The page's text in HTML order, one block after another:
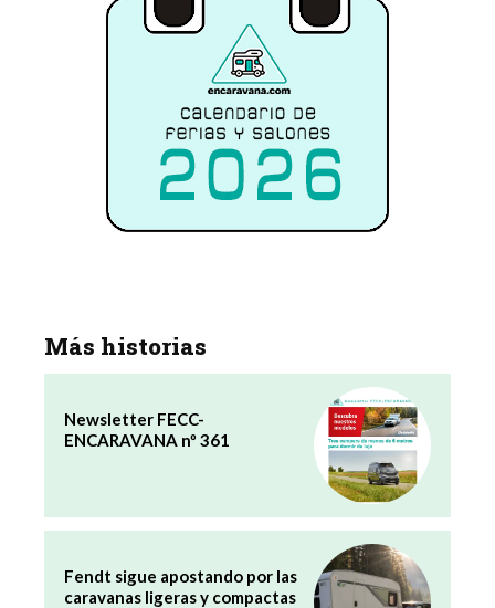
Más historias
Newsletter FECC-
ENCARAVANA nº 361
Fendt sigue apostando por las
caravanas ligeras y compactas